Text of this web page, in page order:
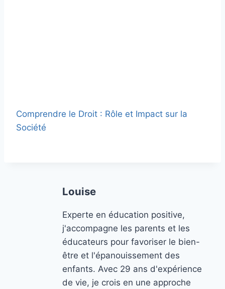
Comprendre le Droit : Rôle et Impact sur la
Société
Louise
Experte en éducation positive,
j'accompagne les parents et les
éducateurs pour favoriser le bien-
être et l'épanouissement des
enfants. Avec 29 ans d'expérience
de vie, je crois en une approche